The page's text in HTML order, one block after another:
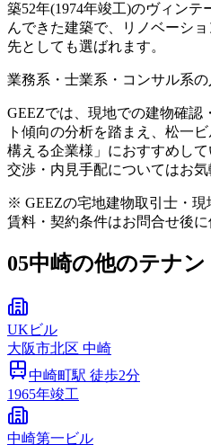
築52年(1974年竣工)のヴィン
んできた建築で、リノベーシ
先としても選ばれます。
業務系・士業系・コンサル系の
GEEZでは、現地での建物確認
ト傾向の分析を踏まえ、松一
構える企業様」におすすめし
交渉・内見手配についてはお
※ GEEZの宅地建物取引士・現
賃料・契約条件はお問合せ後に
05中崎の他のテナ
UKビル
大阪市北区 中崎
中崎町駅 徒歩2分
1965年竣工
中崎第一ビル